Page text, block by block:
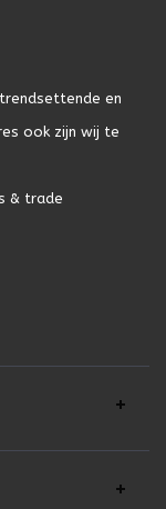
en
ook zijn wij te
& trade